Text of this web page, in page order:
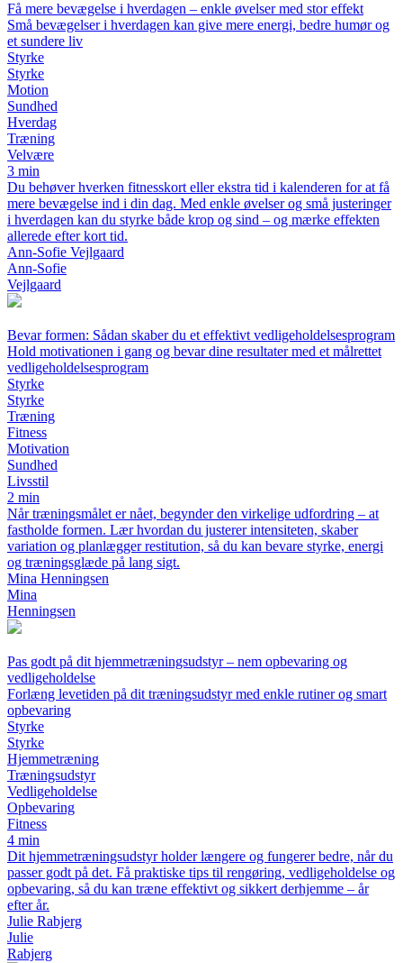
Få mere bevægelse i hverdagen – enkle øvelser med stor effekt
Små bevægelser i hverdagen kan give mere energi, bedre humør og
et sundere liv
Styrke
Styrke
Motion
Sundhed
Hverdag
Træning
Velvære
3 min
Du behøver hverken fitnesskort eller ekstra tid i kalenderen for at få
mere bevægelse ind i din dag. Med enkle øvelser og små justeringer
i hverdagen kan du styrke både krop og sind – og mærke effekten
allerede efter kort tid.
Ann-Sofie Vejlgaard
Ann-Sofie
Vejlgaard
Bevar formen: Sådan skaber du et effektivt vedligeholdelsesprogram
Hold motivationen i gang og bevar dine resultater med et målrettet
vedligeholdelsesprogram
Styrke
Styrke
Træning
Fitness
Motivation
Sundhed
Livsstil
2 min
Når træningsmålet er nået, begynder den virkelige udfordring – at
fastholde formen. Lær hvordan du justerer intensiteten, skaber
variation og planlægger restitution, så du kan bevare styrke, energi
og træningsglæde på lang sigt.
Mina Henningsen
Mina
Henningsen
Pas godt på dit hjemmetræningsudstyr – nem opbevaring og
vedligeholdelse
Forlæng levetiden på dit træningsudstyr med enkle rutiner og smart
opbevaring
Styrke
Styrke
Hjemmetræning
Træningsudstyr
Vedligeholdelse
Opbevaring
Fitness
4 min
Dit hjemmetræningsudstyr holder længere og fungerer bedre, når du
passer godt på det. Få praktiske tips til rengøring, vedligeholdelse og
opbevaring, så du kan træne effektivt og sikkert derhjemme – år
efter år.
Julie Rabjerg
Julie
Rabjerg